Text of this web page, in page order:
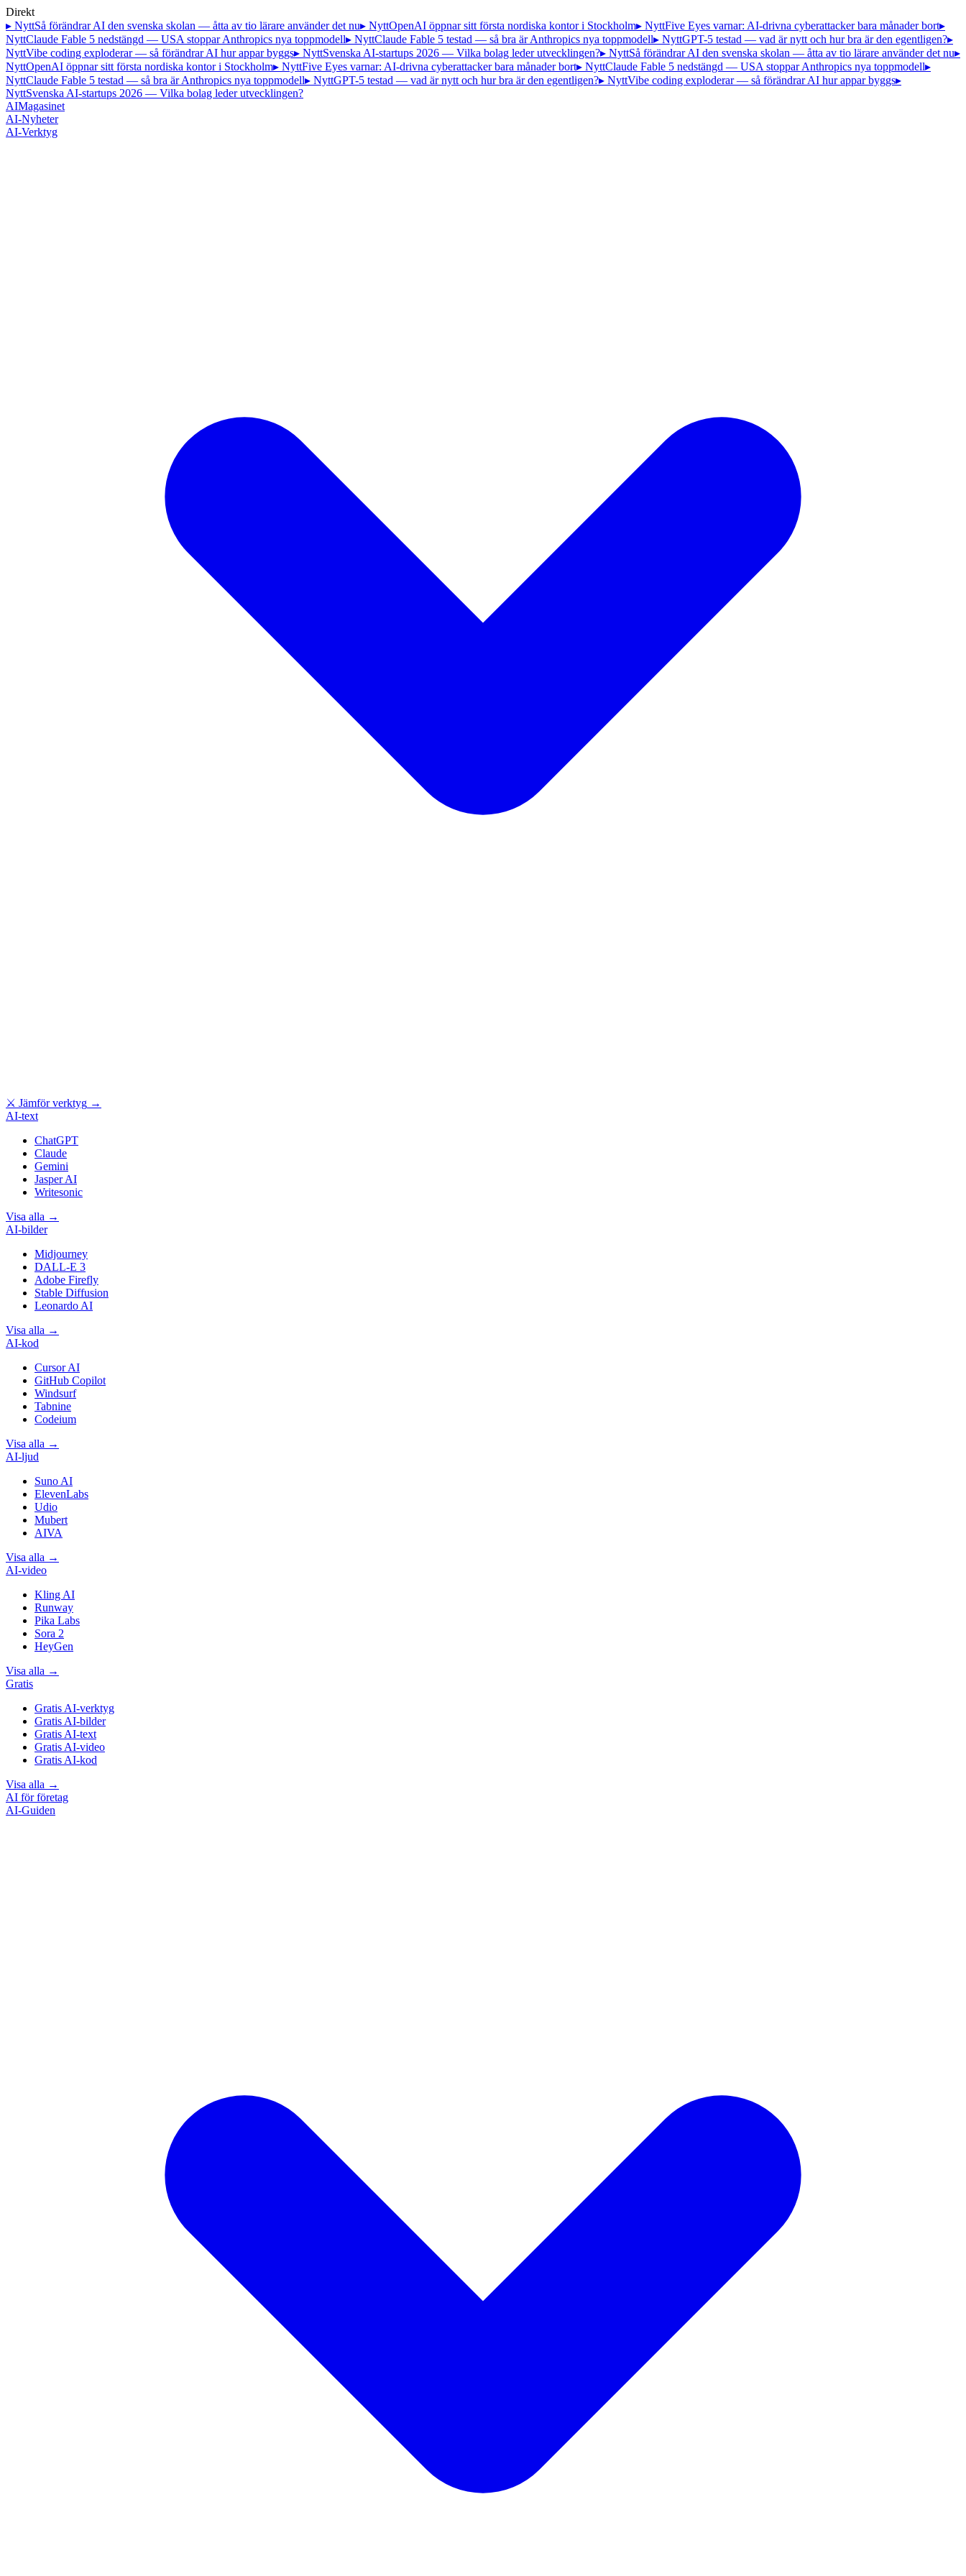
Direkt
▸ NyttSå förändrar AI den svenska skolan — åtta av tio lärare använder det nu▸ NyttOpenAI öppnar sitt första nordiska kontor i Stockholm▸ NyttFive Eyes varnar: AI-drivna cyberattacker bara månader bort▸
NyttClaude Fable 5 nedstängd — USA stoppar Anthropics nya toppmodell▸ NyttClaude Fable 5 testad — så bra är Anthropics nya toppmodell▸ NyttGPT-5 testad — vad är nytt och hur bra är den egentligen?▸
NyttVibe coding exploderar — så förändrar AI hur appar byggs▸ NyttSvenska AI-startups 2026 — Vilka bolag leder utvecklingen?▸ NyttSå förändrar AI den svenska skolan — åtta av tio lärare använder det nu▸
NyttOpenAI öppnar sitt första nordiska kontor i Stockholm▸ NyttFive Eyes varnar: AI-drivna cyberattacker bara månader bort▸ NyttClaude Fable 5 nedstängd — USA stoppar Anthropics nya toppmodell▸
NyttClaude Fable 5 testad — så bra är Anthropics nya toppmodell▸ NyttGPT-5 testad — vad är nytt och hur bra är den egentligen?▸ NyttVibe coding exploderar — så förändrar AI hur appar byggs▸
NyttSvenska AI-startups 2026 — Vilka bolag leder utvecklingen?
AIMagasinet
AI-Nyheter
AI-Verktyg
⚔ Jämför verktyg →
AI-text
ChatGPT
Claude
Gemini
Jasper AI
Writesonic
Visa alla →
AI-bilder
Midjourney
DALL-E 3
Adobe Firefly
Stable Diffusion
Leonardo AI
Visa alla →
AI-kod
Cursor AI
GitHub Copilot
Windsurf
Tabnine
Codeium
Visa alla →
AI-ljud
Suno AI
ElevenLabs
Udio
Mubert
AIVA
Visa alla →
AI-video
Kling AI
Runway
Pika Labs
Sora 2
HeyGen
Visa alla →
Gratis
Gratis AI-verktyg
Gratis AI-bilder
Gratis AI-text
Gratis AI-video
Gratis AI-kod
Visa alla →
AI för företag
AI-Guiden